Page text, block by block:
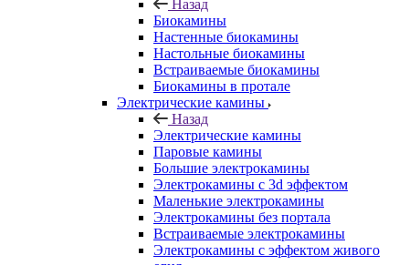
Назад
Биокамины
Настенные биокамины
Настольные биокамины
Встраиваемые биокамины
Биокамины в протале
Электрические камины
Назад
Электрические камины
Паровые камины
Большие электрокамины
Электрокамины с 3d эффектом
Маленькие электрокамины
Электрокамины без портала
Встраиваемые электрокамины
Электрокамины с эффектом живого